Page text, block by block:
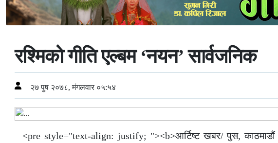
रश्मिको गीति एल्बम ‘नयन’ सार्वजनिक
२७ पुष २०७८, मंगलवार ०५:५४
<pre style="text-align: justify; "><b>आर्टिष्ट खबर/ पुस,